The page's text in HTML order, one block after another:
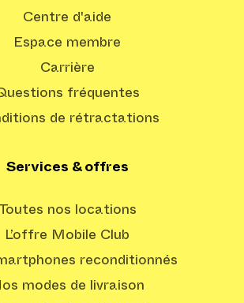
Centre d'aide
Espace membre
Carrière
fréquentes
de rétractations
Services & offres
Toutes nos locations
L’offre Mobile Club
reconditionnés
modes de livraison